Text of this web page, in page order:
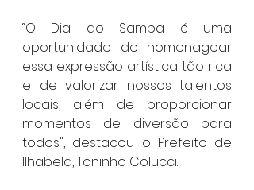
“O Dia do Samba é uma
oportunidade de homenagear
essa expressão artística tão rica
e de valorizar nossos talentos
locais, além de proporcionar
momentos de diversão para
todos", destacou o Prefeito de
Ilhabela, Toninho Colucci.